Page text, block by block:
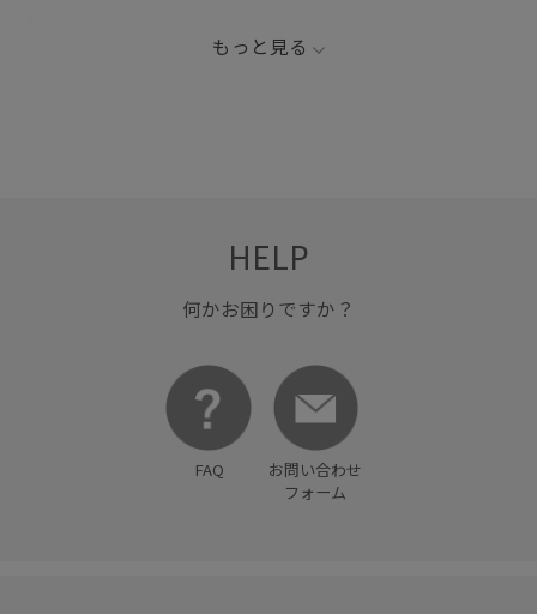
もっと見る
HELP
何かお困りですか？
FAQ
お問い合わせ
フォーム